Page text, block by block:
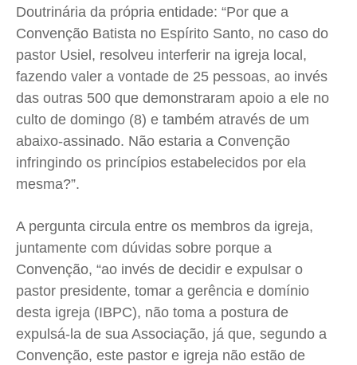
Termos de Uso
Privacidade
Termos de Uso
Privacidade
Termos de Uso
Privacidade
Termos de Uso
Privacidade
Doutrinária da própria entidade: “Por que a
Convenção Batista no Espírito Santo, no caso do
pastor Usiel, resolveu interferir na igreja local,
fazendo valer a vontade de 25 pessoas, ao invés
das outras 500 que demonstraram apoio a ele no
culto de domingo (8) e também através de um
abaixo-assinado. Não estaria a Convenção
infringindo os princípios estabelecidos por ela
mesma?”.
A pergunta circula entre os membros da igreja,
juntamente com dúvidas sobre porque a
Convenção, “ao invés de decidir e expulsar o
pastor presidente, tomar a gerência e domínio
desta igreja (IBPC), não toma a postura de
expulsá-la de sua Associação, já que, segundo a
Convenção, este pastor e igreja não estão de